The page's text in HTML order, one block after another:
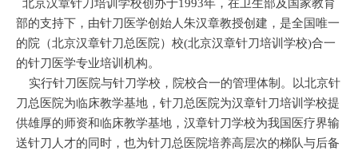
北京汉章针刀培训学校创办于1993年，在卫生部及国家教育
部的支持下，由针刀医学创始人朱汉章教授创建，是全国唯一
的院（北京汉章针刀总医院）校(北京汉章针刀培训学校)合一
的针刀医学专业培训机构。
实行针刀医院与针刀学校，院校合一的管理体制。以北京针
刀总医院为临床教学基地，针刀总医院为汉章针刀培训学校提
供雄厚的师资和临床教学基地，汉章针刀学校为我国医疗界输
送针刀人才的同时，也为针刀总医院培养高层次的梯队与后备